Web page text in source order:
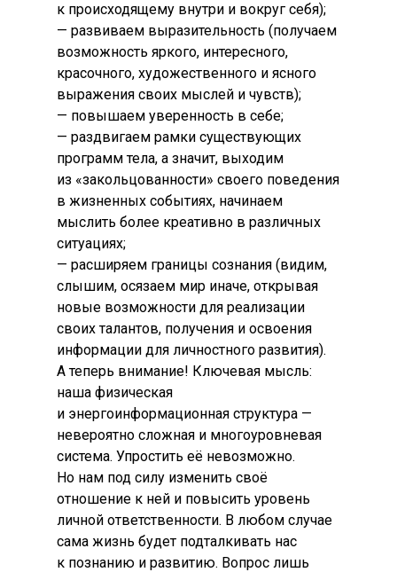
к происходящему внутри и вокруг себя);
— развиваем выразительность (получаем
возможность яркого, интересного,
красочного, художественного и ясного
выражения своих мыслей и чувств);
— повышаем уверенность в себе;
— раздвигаем рамки существующих
программ тела, а значит, выходим
из «закольцованности» своего поведения
в жизненных событиях, начинаем
мыслить более креативно в различных
ситуациях;
— расширяем границы сознания (видим,
слышим, осязаем мир иначе, открывая
новые возможности для реализации
своих талантов, получения и освоения
информации для личностного развития).
А теперь внимание! Ключевая мысль:
наша физическая
и энергоинформационная структура —
невероятно сложная и многоуровневая
система. Упростить её невозможно.
Но нам под силу изменить своё
отношение к ней и повысить уровень
личной ответственности. В любом случае
сама жизнь будет подталкивать нас
к познанию и развитию. Вопрос лишь